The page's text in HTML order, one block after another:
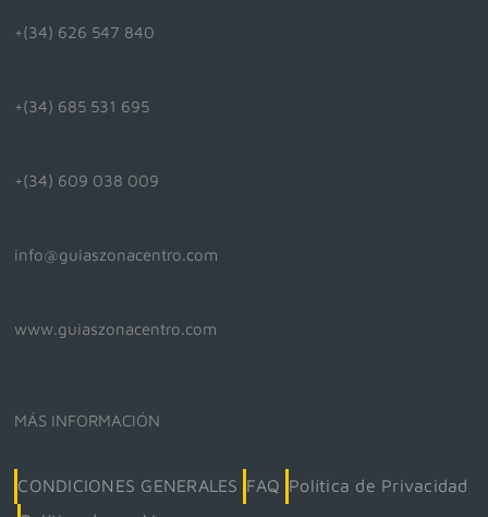
+(34) 626 547 840
+(34) 685 531 695
+(34) 609 038 009
info@guiaszonacentro.com
www.guiaszonacentro.com
MÁS INFORMACIÓN
CONDICIONES GENERALES FAQ Política de Privacidad